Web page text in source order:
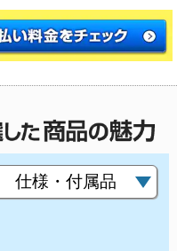
仕様・付属品